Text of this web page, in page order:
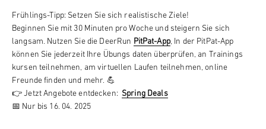
Frühlings-Tipp: Setzen Sie sich realistische Ziele!
Beginnen Sie mit 30 Minuten pro Woche und steigern Sie sich
langsam. Nutzen Sie die DeerRun PitPat-App, In der PitPat-App
können Sie jederzeit Ihre Übungs daten überprüfen, an Trainings
kursen teilnehmen, am virtuellen Laufen teilnehmen, online
Freunde finden und mehr. 💪
👉Jetzt Angebote entdecken: Spring Deals
📅 Nur bis 16. 04. 2025